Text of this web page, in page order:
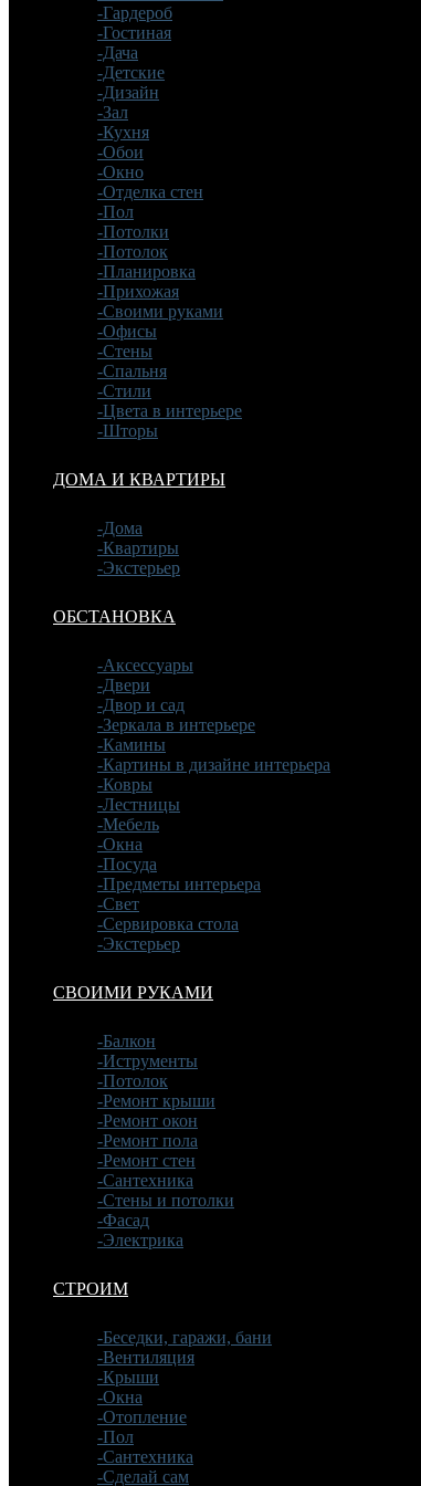
-Гардероб
-Гостиная
-Дача
-Детские
-Дизайн
-Зал
-Кухня
-Обои
-Окно
-Отделка стен
-Пол
-Потолки
-Потолок
-Планировка
-Прихожая
-Своими руками
-Офисы
-Стены
-Спальня
-Стили
-Цвета в интерьере
-Шторы
ДОМА И КВАРТИРЫ
-Дома
-Квартиры
-Экстерьер
ОБСТАНОВКА
-Аксессуары
-Двери
-Двор и сад
-Зеркала в интерьере
-Камины
-Картины в дизайне интерьера
-Ковры
-Лестницы
-Мебель
-Окна
-Посуда
-Предметы интерьера
-Свет
-Сервировка стола
-Экстерьер
СВОИМИ РУКАМИ
-Балкон
-Иструменты
-Потолок
-Ремонт крыши
-Ремонт окон
-Ремонт пола
-Ремонт стен
-Сантехника
-Стены и потолки
-Фасад
-Электрика
СТРОИМ
-Беседки, гаражи, бани
-Вентиляция
-Крыши
-Окна
-Отопление
-Пол
-Сантехника
-Сделай сам